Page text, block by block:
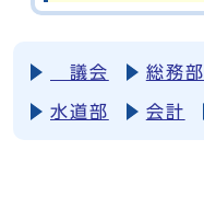
議会 総務部
水道部 会計